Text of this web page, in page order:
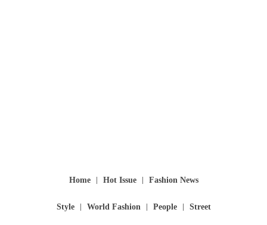
Home Hot Issue Fashion News
Style World Fashion People Street